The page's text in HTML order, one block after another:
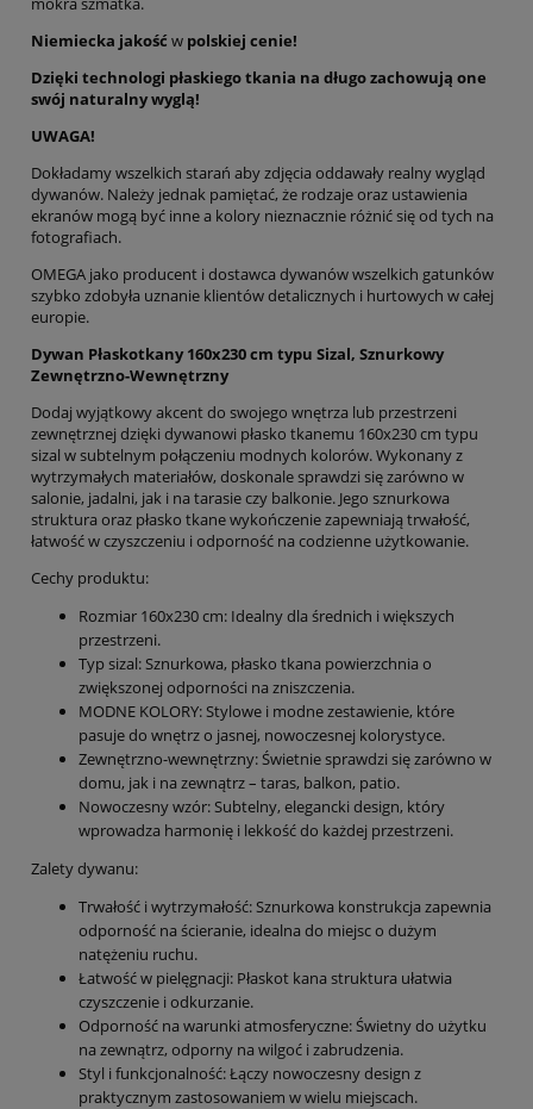
Niemiecka jakość w polskiej cenie!
Dzięki technologi płaskiego tkania na długo zachowują one
swój naturalny wyglą!
UWAGA!
Dokładamy wszelkich starań aby zdjęcia oddawały realny wygląd
dywanów. Należy jednak pamiętać, że rodzaje oraz ustawienia
ekranów mogą być inne a kolory nieznacznie różnić się od tych na
fotografiach.
OMEGA jako producent i dostawca dywanów wszelkich gatunków
szybko zdobyła uznanie klientów detalicznych i hurtowych w całej
europie.
Dywan Płaskotkany 160x230 cm typu Sizal, Sznurkowy
Zewnętrzno-Wewnętrzny
Dodaj wyjątkowy akcent do swojego wnętrza lub przestrzeni
zewnętrznej dzięki dywanowi płasko tkanemu 160x230 cm typu
sizal w subtelnym połączeniu modnych kolorów. Wykonany z
wytrzymałych materiałów, doskonale sprawdzi się zarówno w
salonie, jadalni, jak i na tarasie czy balkonie. Jego sznurkowa
struktura oraz płasko tkane wykończenie zapewniają trwałość,
łatwość w czyszczeniu i odporność na codzienne użytkowanie.
Cechy produktu:
Rozmiar 160x230 cm: Idealny dla średnich i większych
przestrzeni.
Typ sizal: Sznurkowa, płasko tkana powierzchnia o
zwiększonej odporności na zniszczenia.
MODNE KOLORY: Stylowe i modne zestawienie, które
pasuje do wnętrz o jasnej, nowoczesnej kolorystyce.
Zewnętrzno-wewnętrzny: Świetnie sprawdzi się zarówno w
domu, jak i na zewnątrz – taras, balkon, patio.
Nowoczesny wzór: Subtelny, elegancki design, który
wprowadza harmonię i lekkość do każdej przestrzeni.
Zalety dywanu:
Trwałość i wytrzymałość: Sznurkowa konstrukcja zapewnia
odporność na ścieranie, idealna do miejsc o dużym
natężeniu ruchu.
Łatwość w pielęgnacji: Płaskot kana struktura ułatwia
czyszczenie i odkurzanie.
Odporność na warunki atmosferyczne: Świetny do użytku
na zewnątrz, odporny na wilgoć i zabrudzenia.
Styl i funkcjonalność: Łączy nowoczesny design z
praktycznym zastosowaniem w wielu miejscach.